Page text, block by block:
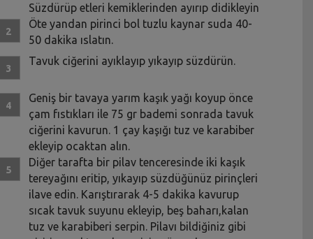
Süzdürüp etleri kemiklerinden ayırıp didikleyin
Öte yandan pirinci bol tuzlu kaynar suda 40-
50 dakika ıslatın.
Tavuk ciğerini ayıklayıp yıkayıp süzdürün.
Geniş bir tavaya yarım kaşık yağı koyup önce
çam fıstıkları ile 75 gr bademi sonrada tavuk
ciğerini kavurun. 1 çay kaşığı tuz ve karabiber
ekleyip ocaktan alın.
Diğer tarafta bir pilav tenceresinde iki kaşık
tereyağını eritip, yıkayıp süzdüğünüz pirinçleri
ilave edin. Karıştırarak 4-5 dakika kavurup
sıcak tavuk suyunu ekleyip, beş baharı,kalan
tuz ve karabiberi serpin. Pilavı bildiğiniz gibi